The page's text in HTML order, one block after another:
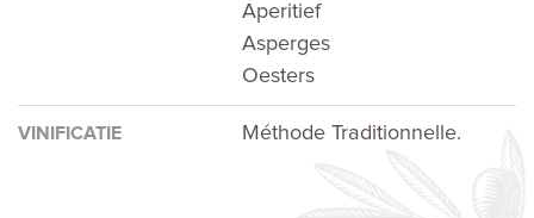
Aperitief
Asperges
Oesters
VINIFICATIE Méthode Traditionnelle.